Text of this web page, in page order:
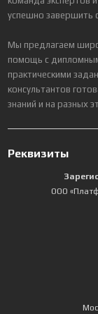
успешно завершить
Мы предлагаем
помощь с
практическими
консультантов
знаний и на разных
Реквизиты
ООО